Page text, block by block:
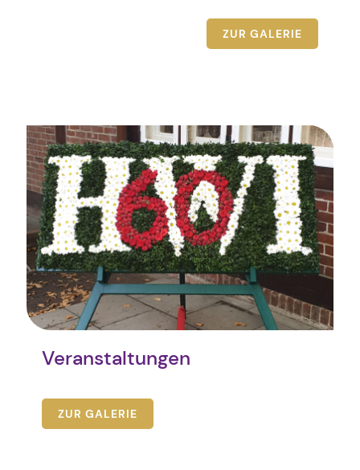
ZUR GALERIE
Veranstaltungen
ZUR GALERIE